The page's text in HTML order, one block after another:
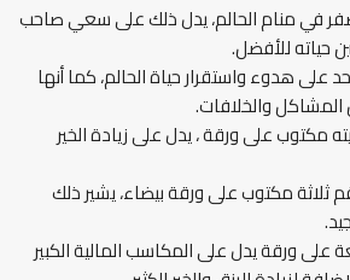
في منام الحالم، يدل ذلك على سعي صاحب
حياته للأفضل.
على هدوء واستقرار حياة الحالم، كما أنها
والخلافات.
مكتوب على ورقة ، يدل على زيادة الخير
ثلاثة مكتوب على ورقة بيضاء، يشير ذلك
على ورقة يدل على المكاسب المالية الكبير